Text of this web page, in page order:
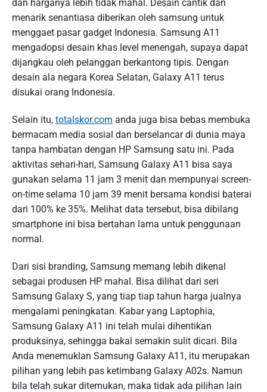
dan harganya lebih tidak mahal. Desain cantik dan
menarik senantiasa diberikan oleh samsung untuk
menggaet pasar gadget Indonesia. Samsung A11
mengadopsi desain khas level menengah, supaya dapat
dijangkau oleh pelanggan berkantong tipis. Dengan
desain ala negara Korea Selatan, Galaxy A11 terus
disukai orang Indonesia.
Selain itu, totalskor.com anda juga bisa bebas membuka
bermacam media sosial dan berselancar di dunia maya
tanpa hambatan dengan HP Samsung satu ini. Pada
aktivitas sehari-hari, Samsung Galaxy A11 bisa saya
gunakan selama 11 jam 3 menit dan mempunyai screen-
on-time selama 10 jam 39 menit bersama kondisi baterai
dari 100% ke 35%. Melihat data tersebut, bisa dibilang
smartphone ini bisa bertahan lama untuk penggunaan
normal.
Dari sisi branding, Samsung memang lebih dikenal
sebagai produsen HP mahal. Bisa dilihat dari seri
Samsung Galaxy S, yang tiap tiap tahun harga jualnya
mengalami peningkatan. Kabar yang Laptophia,
Samsung Galaxy A11 ini telah mulai dihentikan
produksinya, sehingga bakal semakin sulit dicari. Bila
Anda menemuklan Samsung Galaxy A11, itu merupakan
pilihan yang lebih pas ketimbang Galaxy A02s. Namun
bila telah sukar ditemukan, maka tidak ada pilihan lain